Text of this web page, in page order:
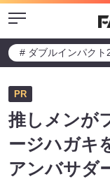
Menu
# ダブルインパクト
PR
推しメンが
ージハガキ
アンバサダ